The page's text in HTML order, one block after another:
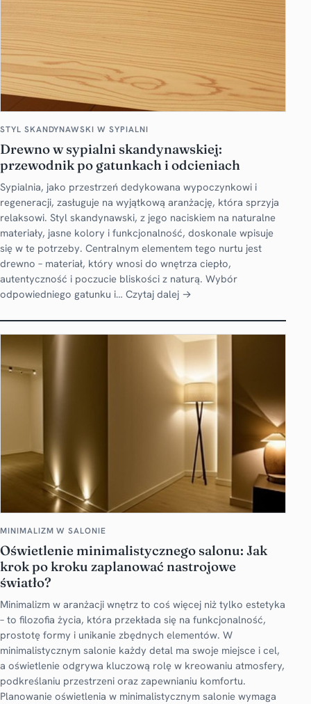
STYL SKANDYNAWSKI W SYPIALNI
Drewno w sypialni skandynawskiej:
przewodnik po gatunkach i odcieniach
Sypialnia, jako przestrzeń dedykowana wypoczynkowi i
regeneracji, zasługuje na wyjątkową aranżację, która sprzyja
relaksowi. Styl skandynawski, z jego naciskiem na naturalne
materiały, jasne kolory i funkcjonalność, doskonale wpisuje
się w te potrzeby. Centralnym elementem tego nurtu jest
drewno – materiał, który wnosi do wnętrza ciepło,
autentyczność i poczucie bliskości z naturą. Wybór
odpowiedniego gatunku i… Czytaj dalej →
MINIMALIZM W SALONIE
Oświetlenie minimalistycznego salonu: Jak
krok po kroku zaplanować nastrojowe
światło?
Minimalizm w aranżacji wnętrz to coś więcej niż tylko estetyka
– to filozofia życia, która przekłada się na funkcjonalność,
prostotę formy i unikanie zbędnych elementów. W
minimalistycznym salonie każdy detal ma swoje miejsce i cel,
a oświetlenie odgrywa kluczową rolę w kreowaniu atmosfery,
podkreślaniu przestrzeni oraz zapewnianiu komfortu.
Planowanie oświetlenia w minimalistycznym salonie wymaga